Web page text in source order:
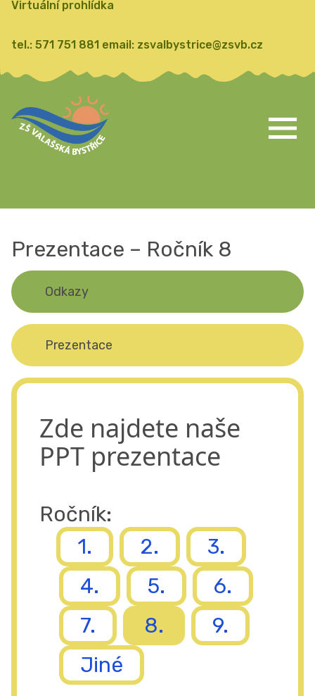
Virtuální prohlídka
tel.: 571 751 881 email: zsvalbystrice@zsvb.cz
Prezentace – Ročník 8
Odkazy
Prezentace
Zde najdete naše
PPT prezentace
Ročník:
1.
2.
3.
4.
5.
6.
7.
8.
9.
Jiné